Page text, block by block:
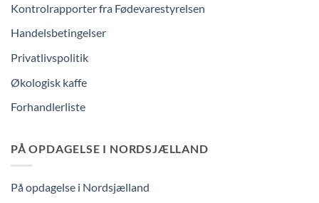
Kontrolrapporter fra Fødevarestyrelsen
Handelsbetingelser
Privatlivspolitik
Økologisk kaffe
Forhandlerliste
PÅ OPDAGELSE I NORDSJÆLLAND
På opdagelse i Nordsjælland